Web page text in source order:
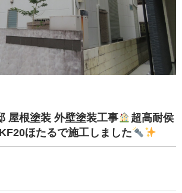
屋根塗装 外壁塗装工事
超高耐侯
ほたるで施工しました